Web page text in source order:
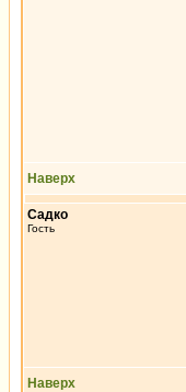
Наверх
Садко
Гость
Наверх